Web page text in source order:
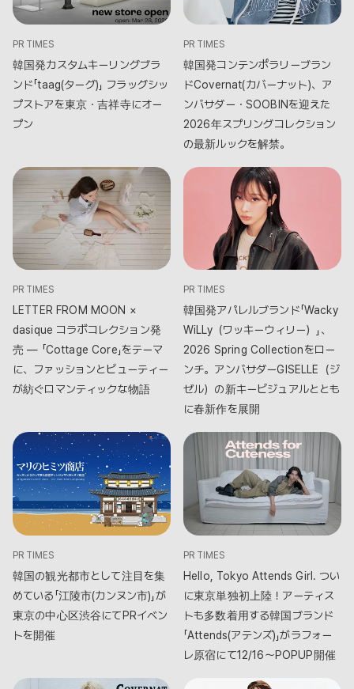
PR TIMES
韓国発カスタムキーリングブラ
ンド「taag(ターグ)」 フラッグシッ
プストアを東京・吉祥寺にオー
プン
PR TIMES
韓国発コンテンポラリーブラン
ドCovernat(カバーナット)、ア
ンバサダー・SOOBINを迎えた
2026年スプリングコレクション
の最新ルックを解禁。
PR TIMES
LETTER FROM MOON ×
dasique コラボコレクション発
売 — 「Cottage Core」をテーマ
に、ファッションとビューティー
が紡ぐロマンティックな物語
PR TIMES
韓国発アパレルブランド「Wacky
WiLLy（ワッキーウィリー）」、
2026 Spring Collectionをロー
ンチ。アンバサダーGISELLE（ジ
ゼル）の新キービジュアルととも
に春新作を展開
PR TIMES
韓国の観光都市として注目を集
めている「江陵市(カンヌン市)」が
東京の中心区渋谷にてPRイベン
トを開催
PR TIMES
Hello, Tokyo Attends Girl. つい
に東京単独初上陸！アーティス
トも多数着用する韓国ブランド
「Attends(アテンズ)」がラフォー
レ原宿にて12/16〜POPUP開催